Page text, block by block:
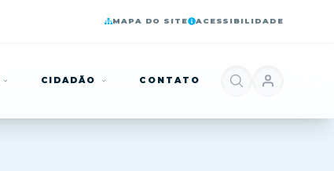
MAPA DO SITE ACESSIBILIDADE
CIDADÃO CONTATO